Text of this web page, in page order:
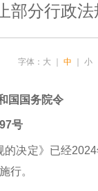
部分行政
字体： 大 ｜中 ｜小
国国务院令
号
决定》已经2024
行。